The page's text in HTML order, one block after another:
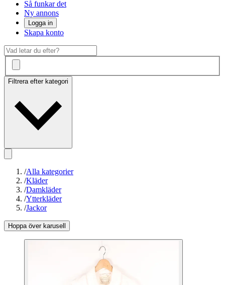
Så funkar det
Ny annons
Logga in
Skapa konto
Filtrera efter kategori
/Alla kategorier
/Kläder
/Damkläder
/Ytterkläder
/Jackor
Hoppa över karusell